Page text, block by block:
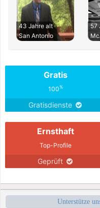
43 Jahre alt
San Antonio
57
Gratis
100%
Gratisdienste
Ernsthaft
Top-Profile
Geprüft
Unterstütze